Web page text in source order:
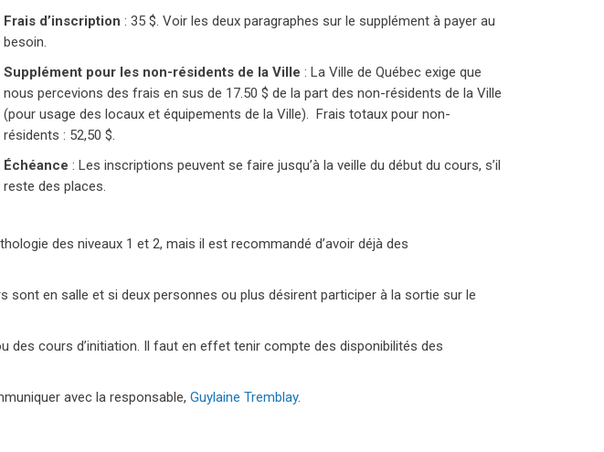
Frais d’inscription : 35 $. Voir les deux paragraphes sur le supplément à payer au
besoin.
Supplément pour les non-résidents de la Ville : La Ville de Québec exige que
nous percevions des frais en sus de 17.50 $ de la part des non-résidents de la Ville
(pour usage des locaux et équipements de la Ville). Frais totaux pour non-
résidents : 52,50 $.
Échéance : Les inscriptions peuvent se faire jusqu’à la veille du début du cours, s’il
reste des places.
des niveaux 1 et 2, mais il est recommandé d’avoir déjà des
sont en salle et si deux personnes ou plus désirent participer à la sortie sur le
cours d’initiation. Il faut en effet tenir compte des disponibilités des
avec la responsable, Guylaine Tremblay.